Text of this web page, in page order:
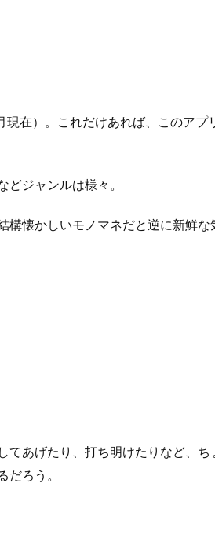
在）。これだけあれば、このアプ
ジャンルは様々。
懐かしいモノマネだと逆に新鮮な
あげたり、打ち明けたりなど、
ろう。